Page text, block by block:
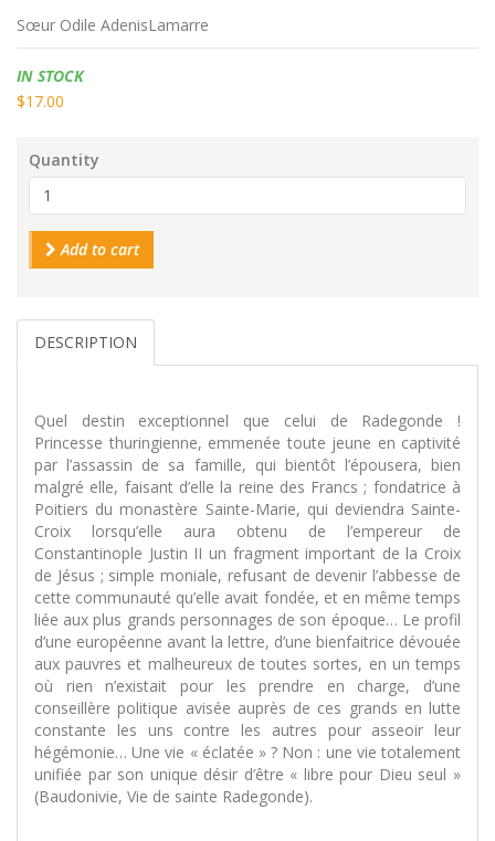
Sœur Odile AdenisLamarre
Availability:
IN STOCK
$17.00
Quantity
Add to cart
DESCRIPTION
Quel destin exceptionnel que celui de Radegonde !
Princesse thuringienne, emmenée toute jeune en captivité
par l’assassin de sa famille, qui bientôt l’épousera, bien
malgré elle, faisant d’elle la reine des Francs ; fondatrice à
Poitiers du monastère Sainte-Marie, qui deviendra Sainte-
Croix lorsqu’elle aura obtenu de l’empereur de
Constantinople Justin II un fragment important de la Croix
de Jésus ; simple moniale, refusant de devenir l’abbesse de
cette communauté qu’elle avait fondée, et en même temps
liée aux plus grands personnages de son époque… Le profil
d’une européenne avant la lettre, d’une bienfaitrice dévouée
aux pauvres et malheureux de toutes sortes, en un temps
où rien n’existait pour les prendre en charge, d’une
conseillère politique avisée auprès de ces grands en lutte
constante les uns contre les autres pour asseoir leur
hégémonie… Une vie « éclatée » ? Non : une vie totalement
unifiée par son unique désir d’être « libre pour Dieu seul »
(Baudonivie, Vie de sainte Radegonde).